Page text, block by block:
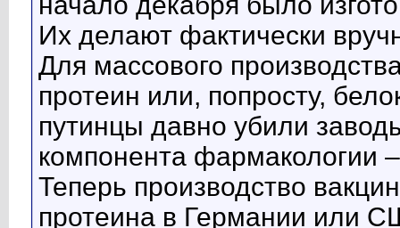
Их делают фактически
Для массового
протеин или, попросту,
путинцы давно убили
компонента фармакологии
Теперь производство
протеина в Германии или